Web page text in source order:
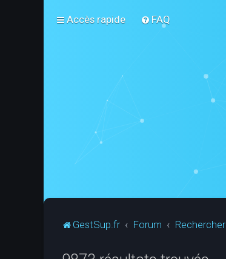
Accès rapide FAQ
GestSup.fr Forum Rechercher